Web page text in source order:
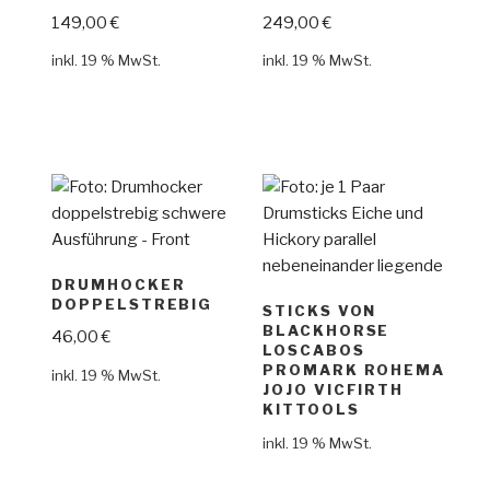
149,00€
inkl. 19 % MwSt.
249,00€
inkl. 19 % MwSt.
DRUMHOCKER
DOPPELSTREBIG
46,00€
inkl. 19 % MwSt.
STICKS VON
BLACKHORSE
LOSCABOS
PROMARK ROHEMA
JOJO VICFIRTH
KITTOOLS
inkl. 19 % MwSt.